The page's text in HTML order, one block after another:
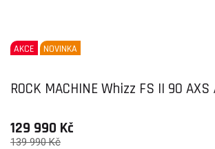
AKCE NOVINKA
ROCK MACHINE Whizz FS II 90
129 990 Kč
139 990 Kč